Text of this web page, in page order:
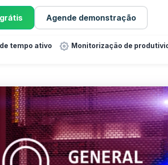
Agende demonstração
tempo ativo Monitorização de